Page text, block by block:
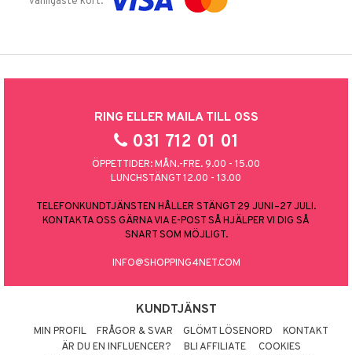
RING ELLER MAILA TILL OSS
031 712 01 01
ÖPPETTIDER: MÅN.-FRE. 9.00 - 15.00
LUNCHSTÄNGT 12.00 - 13.00
TELEFONKUNDTJÄNSTEN HÅLLER STÄNGT 29 JUNI–27 JULI.
KONTAKTA OSS GÄRNA VIA E-POST SÅ HJÄLPER VI DIG SÅ
SNART SOM MÖJLIGT.
INFO@SHOPPING4NET.COM
KUNDTJÄNST
MIN PROFIL FRÅGOR & SVAR GLÖMT LÖSENORD
KONTAKT
ÄR DU EN INFLUENCER?
BLI AFFILIATE
COOKIES